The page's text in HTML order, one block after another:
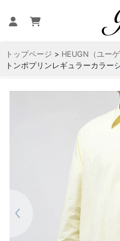
トップページ > HEUGN（ユーゲ
トンポプリンレギュラーカラー